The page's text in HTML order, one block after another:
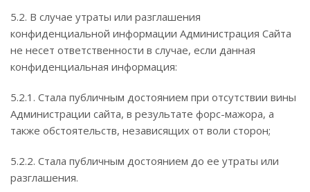
5.2. В случае утраты или разглашения
конфиденциальной информации Администрация Сайта
не несет ответственности в случае, если данная
конфиденциальная информация:
5.2.1. Стала публичным достоянием при отсутствии вины
Администрации сайта, в результате форс-мажора, а
также обстоятельств, независящих от воли сторон;
5.2.2. Стала публичным достоянием до ее утраты или
разглашения.